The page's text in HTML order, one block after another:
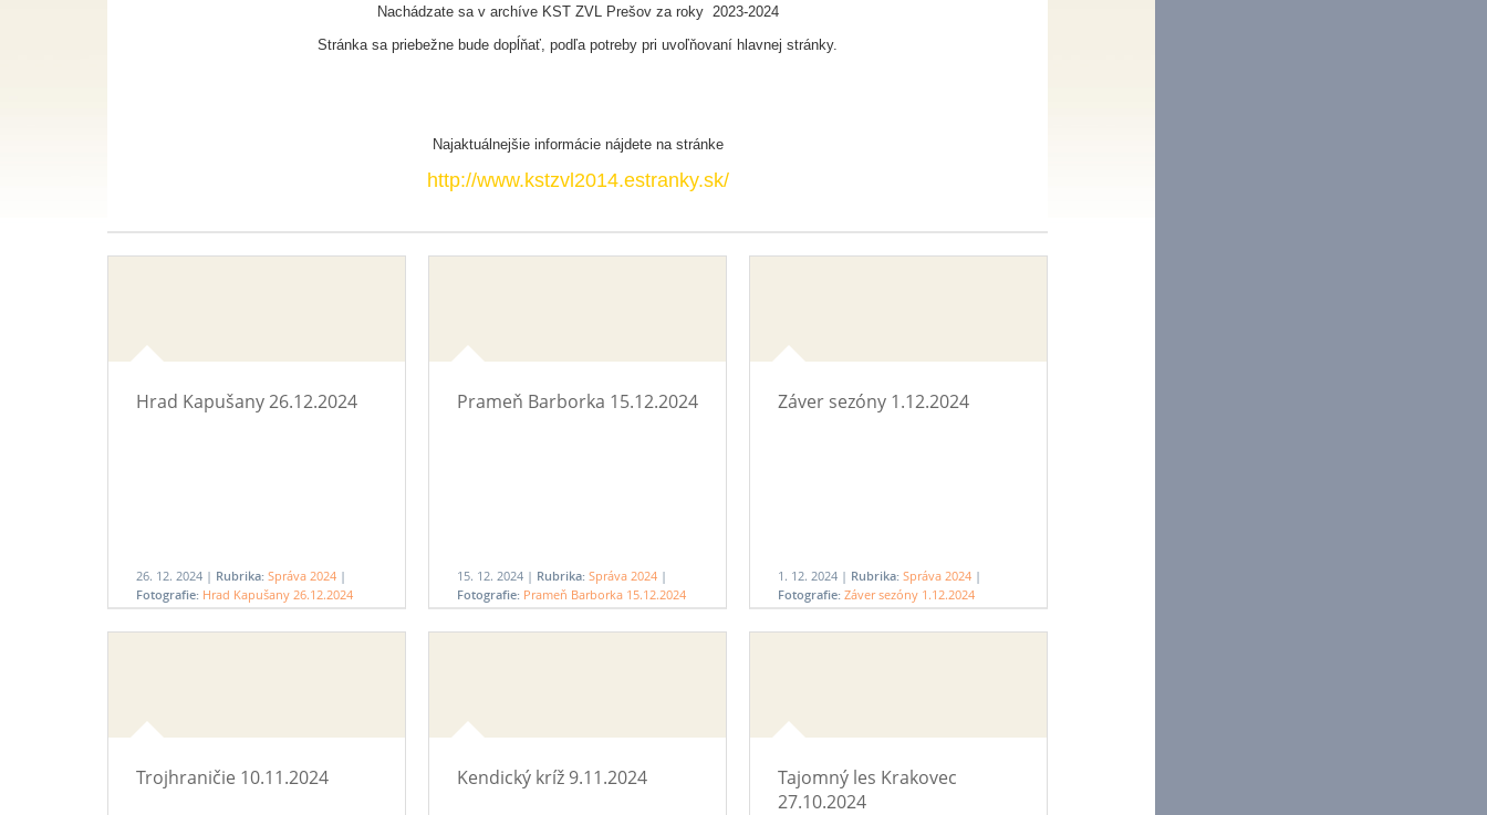
Nachádzate sa v archíve KST ZVL Prešov za roky 2023-2024
Stránka sa priebežne bude dopĺňať, podľa potreby pri uvoľňovaní hlavnej stránky.
Najaktuálnejšie informácie nájdete na stránke
http://www.kstzvl2014.estranky.sk/
Hrad Kapušany 26.12.2024
26. 12. 2024 | Rubrika: Správa 2024 |
Fotografie: Hrad Kapušany 26.12.2024
Prameň Barborka 15.12.2024
15. 12. 2024 | Rubrika: Správa 2024 |
Fotografie: Prameň Barborka 15.12.2024
Záver sezóny 1.12.2024
1. 12. 2024 | Rubrika: Správa 2024 |
Fotografie: Záver sezóny 1.12.2024
Trojhraničie 10.11.2024 Kendický kríž 9.11.2024
Tajomný les Krakovec
27.10.2024